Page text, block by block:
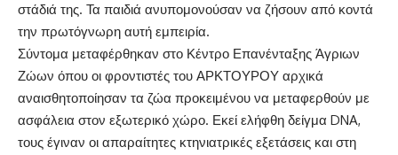
στάδιά της. Τα παιδιά ανυπομονούσαν να ζήσουν από κοντά
την πρωτόγνωρη αυτή εμπειρία.
Σύντομα μεταφέρθηκαν στο Κέντρο Επανένταξης Άγριων
Ζώων όπου οι φροντιστές του ΑΡΚΤΟΥΡΟΥ αρχικά
αναισθητοποίησαν τα ζώα προκειμένου να μεταφερθούν με
ασφάλεια στον εξωτερικό χώρο. Εκεί ελήφθη δείγμα DNA,
τους έγιναν οι απαραίτητες κτηνιατρικές εξετάσεις και στη